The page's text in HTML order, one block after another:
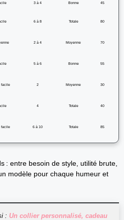
3 à 4 Bonne 45
6 à 8 Totale 80
2 à 4 Moyenne 70
5 à 6 Bonne 55
facile 2 Moyenne 30
4 Totale 40
facile 6 à 10 Totale 85
: entre besoin de style, utilité brute,
modèle pour chaque humeur et
: Un collier personnalisé, cadeau